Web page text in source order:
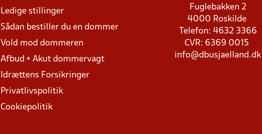
Ledige stillinger
Sådan bestiller du en dommer
Vold mod dommeren
Afbud + Akut dommervagt
Idrættens Forsikringer
Privatlivspolitik
Cookiepolitik
Fuglebakken 2
4000 Roskilde
Telefon: 4632 3366
CVR: 6369 0015
info@dbusjaelland.dk